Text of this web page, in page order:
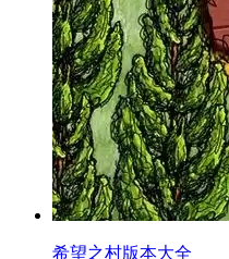
希望之村版本大全